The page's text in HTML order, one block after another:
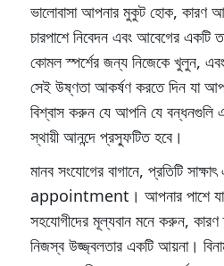
ভালোবাসা আপনার মুকুট হোক, কারণ
চারপাশে নিবেদন এবং আবেগের
কোমল স্পর্শের জন্য নিজেকে খুলুন,
সেই উষ্ণতা আকর্ষণ করতে দিন যা
বিশ্বাস করুন যে আপনি যে
স্থায়ী আনন্দে প্রস্ফুটিত হবে।
মানব সংযোগের বাগানে, প্রতিটি
appointment। আপনার পাশে যারা
সহযোগীদের মূল্যবান মনে করুন,
নিজস্ব উজ্জ্বলতার একটি আয়না।